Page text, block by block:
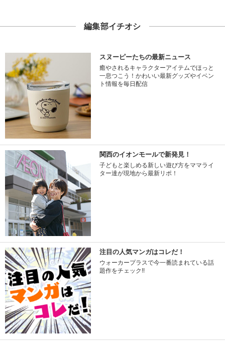
編集部イチオシ
スヌーピーたちの最新ニュース
癒やされるキャラクターアイテムでほっと
一息つこう！かわいい最新グッズやイベン
ト情報を毎日配信
関西のイオンモールで新発見！
子どもと楽しめる新しい遊び方をママライ
ター達が現地から最新リポ！
注目の人気マンガはコレだ！
ウォーカープラスで今一番読まれている話
題作をチェック!!